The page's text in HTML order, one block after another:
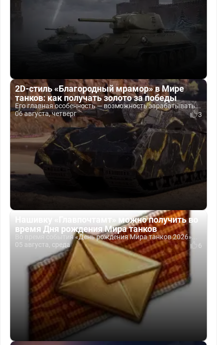
2D-стиль «Благородный мрамор» в Мире
танков: как получать золото за победы
Его главная особенность — возможность зарабатывать...
06 августа, четверг
3
Нашивку «Главпочтамт» можно получить во
время Дня рождения Мира танков
Во время события «День рождения Мира танков 2026»...
05 августа, среда
6